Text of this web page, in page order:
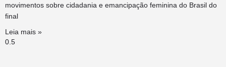
movimentos sobre cidadania e emancipação feminina do Brasil do
final
Leia mais »